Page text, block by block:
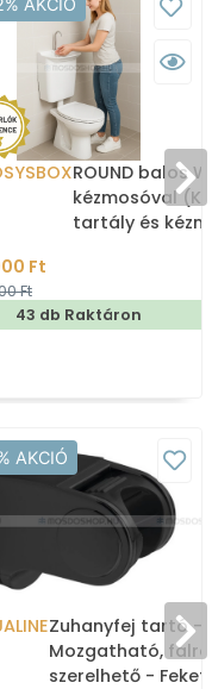
AKCIÓ
ROUND balos
kézmosóval
tartály és
Ft
Ft
43 db Raktáron
AKCIÓ
Zuhanyfej tartó -
Mozgatható, falra
szerelhető -